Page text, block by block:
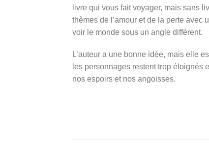
livre qui vous fait voyager, mais sans
thèmes de l’amour et de la perte avec
voir le monde sous un angle différent.
L’auteur a une bonne idée, mais elle
les personnages restent trop éloignés
nos espoirs et nos angoisses.